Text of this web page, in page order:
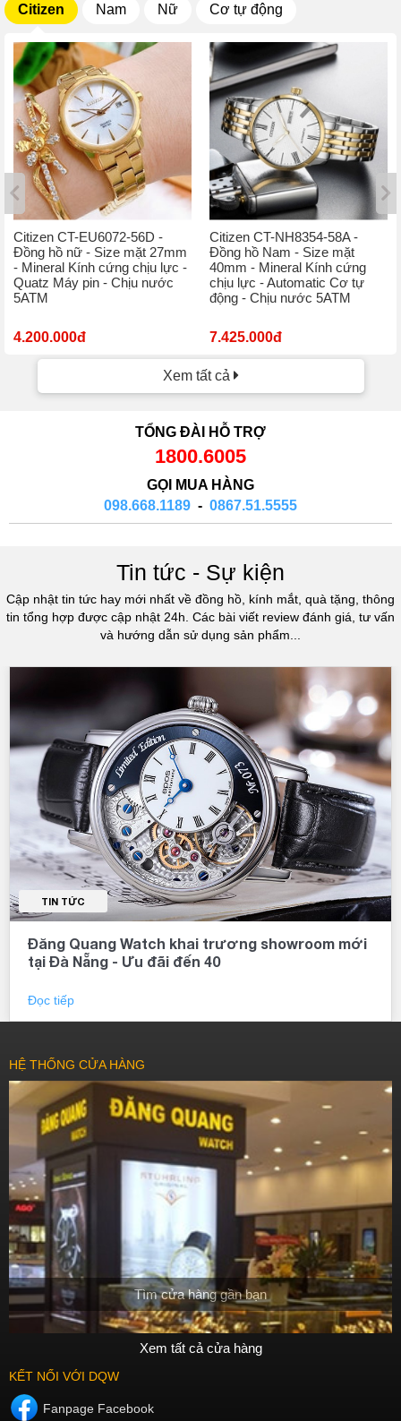
Citizen Nam Nữ Cơ tự động
Citizen CT-EU6072-56D -
Đồng hồ nữ - Size mặt 27mm
- Mineral Kính cứng chịu lực -
Quatz Máy pin - Chịu nước
5ATM
4.200.000đ
Citizen CT-NH8354-58A -
Đồng hồ Nam - Size mặt
40mm - Mineral Kính cứng
chịu lực - Automatic Cơ tự
động - Chịu nước 5ATM
7.425.000đ
Xem tất cả
TỔNG ĐÀI HỖ TRỢ
1800.6005
GỌI MUA HÀNG
098.668.1189 - 0867.51.5555
Tin tức - Sự kiện
Cập nhật tin tức hay mới nhất về đồng hồ, kính mắt, quà tặng, thông
tin tổng hợp được cập nhật 24h. Các bài viết review đánh giá, tư vấn
và hướng dẫn sử dụng sản phẩm...
TIN TỨC
Đăng Quang Watch khai trương showroom mới
tại Đà Nẵng - Ưu đãi đến 40
Đọc tiếp
HỆ THỐNG CỬA HÀNG
Tìm cửa hàng gần bạn
Xem tất cả cửa hàng
KẾT NỐI VỚI DQW
Fanpage Facebook